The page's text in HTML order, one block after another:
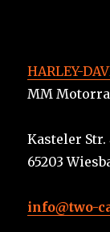
HARLEY-
MM
Kasteler Str.
65203
info@two-